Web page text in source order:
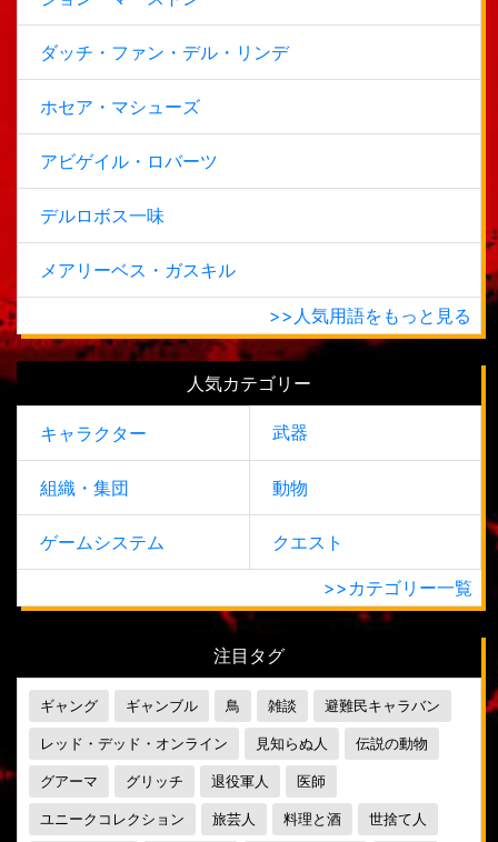
ダッチ・ファン・デル・リンデ
ホセア・マシューズ
アビゲイル・ロバーツ
デルロボス一味
メアリーベス・ガスキル
>>人気用語をもっと見る
人気カテゴリー
キャラクター 武器
組織・集団 動物
ゲームシステム クエスト
>>カテゴリー一覧
注目タグ
ギャング ギャンブル 鳥 雑談 避難民キャラバン
レッド・デッド・オンライン 見知らぬ人 伝説の動物
グアーマ グリッチ 退役軍人 医師
ユニークコレクション 旅芸人 料理と酒 世捨て人